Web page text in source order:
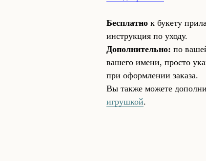
Бесплатно к букету
инструкция по уходу.
Дополнительно: по
вашего имени, просто
при оформлении заказа.
Вы также можете
игрушкой.